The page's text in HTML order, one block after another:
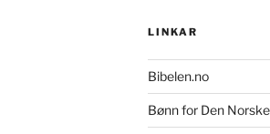
LINKAR
Bibelen.no
Bønn for Den